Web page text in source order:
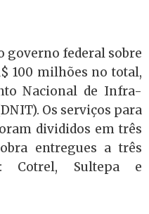
governo federal sobre
100 milhões no total,
Nacional de Infra-
Os serviços para
divididos em três
entregues a três
Cotrel, Sultepa e